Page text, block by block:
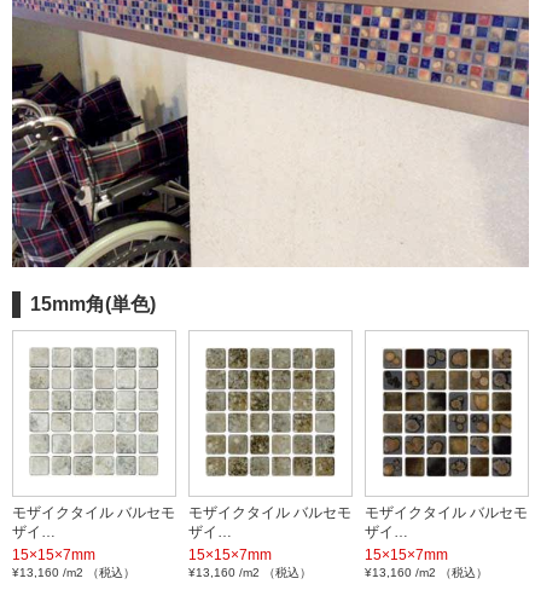
15mm角(単色)
モザイクタイル バルセモ
ザイ…
15×15×7mm
¥13,160 /m2 （税込）
モザイクタイル バルセモ
ザイ…
15×15×7mm
¥13,160 /m2 （税込）
モザイクタイル バルセモ
ザイ…
15×15×7mm
¥13,160 /m2 （税込）